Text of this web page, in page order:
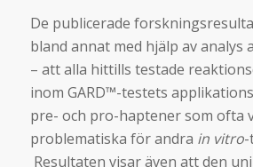
De publicerade
bland annat med hjälp av analys
– att alla hittills testade
inom GARD™-testets
pre- och pro-haptener som ofta
problematiska för andra in vitro-
Resultaten visar även att den